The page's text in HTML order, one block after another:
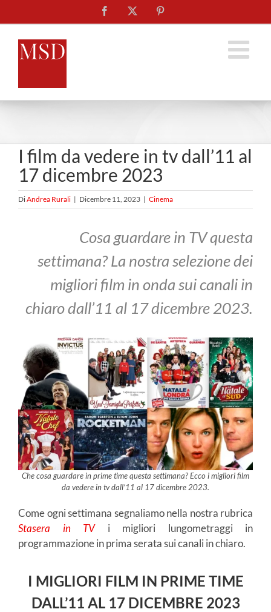
al
contenuto
Facebook
I film da vedere in tv dall’11 al
17 dicembre 2023
DiAndrea Rurali | Dicembre 11, 2023 | Cinema
Cosa guardare in TV questa
settimana? La nostra selezione dei
migliori film in onda sui canali in
chiaro dall’11 al 17 dicembre 2023.
Che cosa guardare in prime time questa settimana? Ecco i migliori film
da vedere in tv dall’11 al 17 dicembre 2023.
Come ogni settimana segnaliamo nella nostra rubrica
Stasera in TVi migliori lungometraggi in
programmazione in prima serata sui canali in chiaro.
I MIGLIORI FILM IN PRIME TIME
DALL’11 AL 17 DICEMBRE 2023